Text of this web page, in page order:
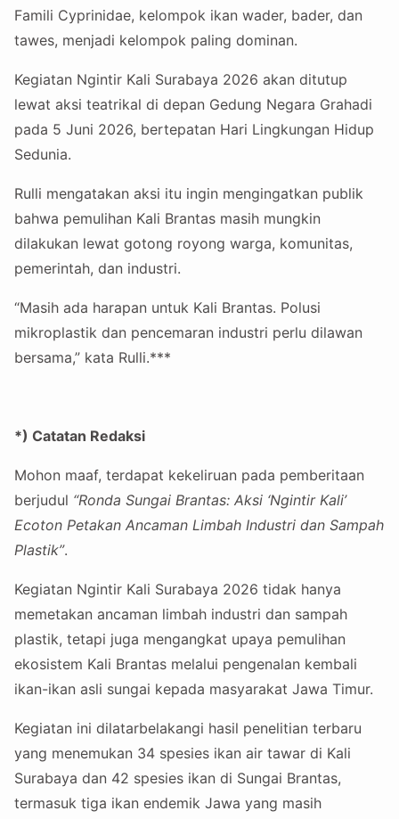
Famili Cyprinidae, kelompok ikan wader, bader, dan
tawes, menjadi kelompok paling dominan.
Kegiatan Ngintir Kali Surabaya 2026 akan ditutup
lewat aksi teatrikal di depan Gedung Negara Grahadi
pada 5 Juni 2026, bertepatan Hari Lingkungan Hidup
Sedunia.
Rulli mengatakan aksi itu ingin mengingatkan publik
bahwa pemulihan Kali Brantas masih mungkin
dilakukan lewat gotong royong warga, komunitas,
pemerintah, dan industri.
“Masih ada harapan untuk Kali Brantas. Polusi
mikroplastik dan pencemaran industri perlu dilawan
bersama,” kata Rulli.***
*) Catatan Redaksi
Mohon maaf, terdapat kekeliruan pada pemberitaan
berjudul “Ronda Sungai Brantas: Aksi ‘Ngintir Kali’
Ecoton Petakan Ancaman Limbah Industri dan Sampah
Plastik”.
Kegiatan Ngintir Kali Surabaya 2026 tidak hanya
memetakan ancaman limbah industri dan sampah
plastik, tetapi juga mengangkat upaya pemulihan
ekosistem Kali Brantas melalui pengenalan kembali
ikan-ikan asli sungai kepada masyarakat Jawa Timur.
Kegiatan ini dilatarbelakangi hasil penelitian terbaru
yang menemukan 34 spesies ikan air tawar di Kali
Surabaya dan 42 spesies ikan di Sungai Brantas,
termasuk tiga ikan endemik Jawa yang masih